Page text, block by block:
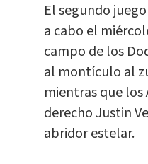
El segundo
a cabo el
campo de los
al montículo al
mientras que
derecho Justin
abridor estelar.